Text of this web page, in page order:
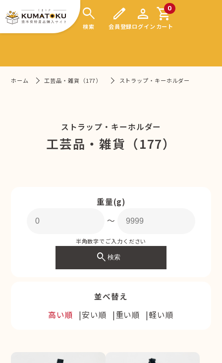
search
検索
edit
会員登録
person
ログイン
0
shopping_cart
カート
ホーム 工芸品・雑貨（177） ストラップ・キーホルダー
ストラップ・キーホルダー
工芸品・雑貨（177）
重量(g)
〜
半角数字でご入力ください
search検索
並べ替え
高い順
安い順 重い順 軽い順